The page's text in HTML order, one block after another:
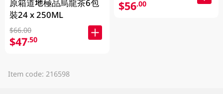
原箱道地極品烏龍茶6包
裝24 x 250ML
$66.00
$47.50
$56.00
Item code: 216598